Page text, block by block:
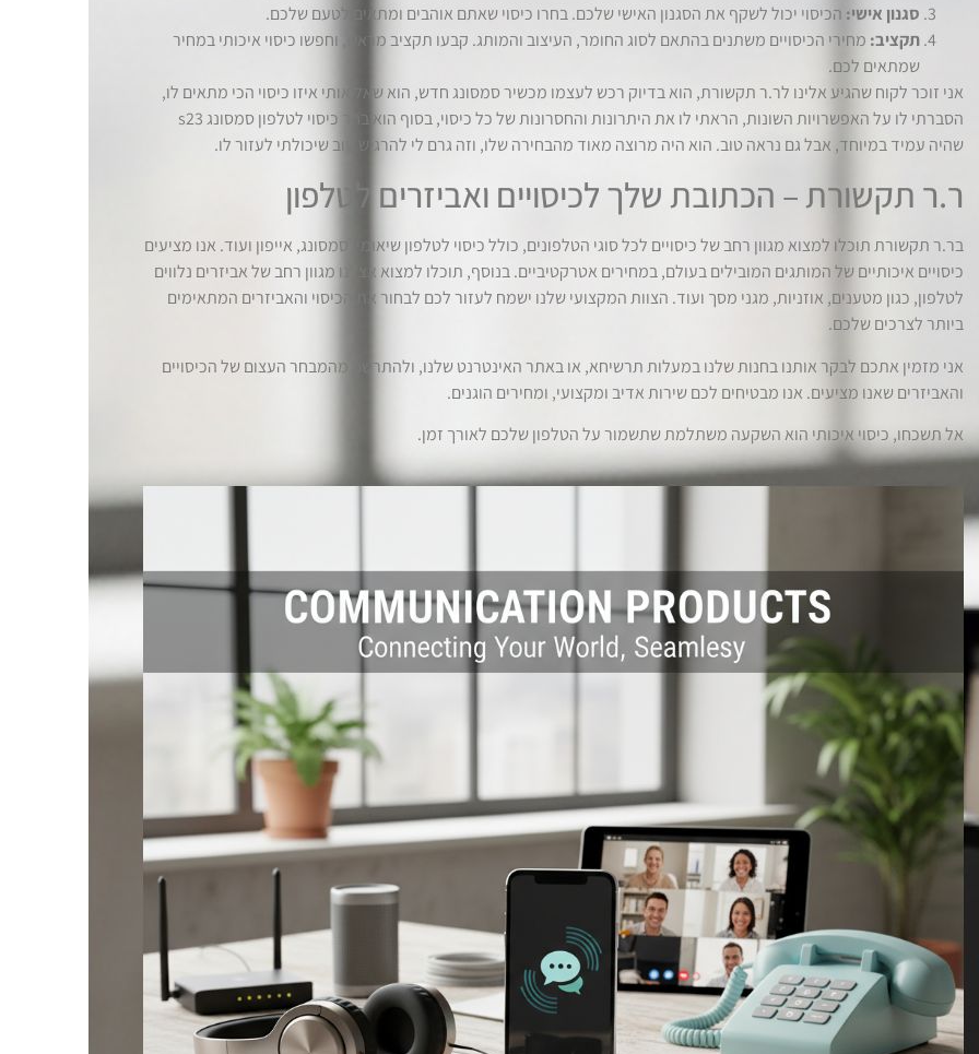
סגנון אישי: הכיסוי יכול לשקף את הסגנון האישי שלכם. בחרו כיסוי שאתם אוהבים ומתאים לטעם שלכם.
תקציב: מחירי הכיסויים משתנים בהתאם לסוג החומר, העיצוב והמותג. קבעו תקציב מראש, וחפשו כיסוי איכותי במחיר
שמתאים לכם.
אני זוכר לקוח שהגיע אלינו לר.ר תקשורת, הוא בדיוק רכש לעצמו מכשיר סמסונג חדש, הוא שאל אותי איזו כיסוי הכי מתאים לו,
הסברתי לו על האפשרויות השונות, הראתי לו את היתרונות והחסרונות של כל כיסוי, בסוף הוא בחר כיסוי לטלפון סמסונג s23
שהיה עמיד במיוחד, אבל גם נראה טוב. הוא היה מרוצה מאוד מהבחירה שלו, וזה גרם לי להרגיש טוב שיכולתי לעזור לו.
ר.ר תקשורת – הכתובת שלך לכיסויים ואביזרים לטלפון
בר.ר תקשורת תוכלו למצוא מגוון רחב של כיסויים לכל סוגי הטלפונים, כולל כיסוי לטלפון שיאומי, סמסונג, אייפון ועוד. אנו מציעים
כיסויים איכותיים של המותגים המובילים בעולם, במחירים אטרקטיביים. בנוסף, תוכלו למצוא אצלנו מגוון רחב של אביזרים נלווים
לטלפון, כגון מטענים, אוזניות, מגני מסך ועוד. הצוות המקצועי שלנו ישמח לעזור לכם לבחור את הכיסוי והאביזרים המתאימים
ביותר לצרכים שלכם.
אני מזמין אתכם לבקר אותנו בחנות שלנו במעלות תרשיחא, או באתר האינטרנט שלנו, ולהתרשם מהמבחר העצום של הכיסויים
והאביזרים שאנו מציעים. אנו מבטיחים לכם שירות אדיב ומקצועי, ומחירים הוגנים.
אל תשכחו, כיסוי איכותי הוא השקעה משתלמת שתשמור על הטלפון שלכם לאורך זמן.